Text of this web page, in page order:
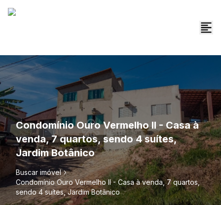
Condomínio Ouro Vermelho II - Casa à
venda, 7 quartos, sendo 4 suítes,
Jardim Botânico
Buscar imóvel
Condomínio Ouro Vermelho II - Casa à venda, 7 quartos,
sendo 4 suítes, Jardim Botânico